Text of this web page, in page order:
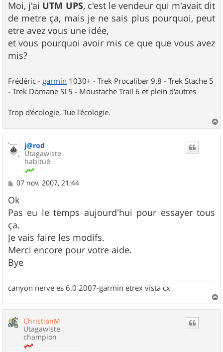
Moi, j'ai UTM UPS, c'est le vendeur qui m'avait dit
de metre ça, mais je ne sais plus pourquoi, peut
etre avez vous une idée,
et vous pourquoi avoir mis ce que que vous avez
mis?
Frédéric - garmin 1030+ - Trek Procaliber 9.8 - Trek Stache 5
- Trek Domane SL5 - Moustache Trail 6 et plein d'autres
Trop d'écologie, Tue l'écologie.
a
j@rod
Utagawiste
habitué
M
s
s
a
g
e
07 nov. 2007, 21:44
Ok
Pas eu le temps aujourd'hui pour essayer tous
ça.
Je vais faire les modifs.
Merci encore pour votre aide.
Bye
canyon nerve es 6.0 2007-garmin etrex vista cx
a
ChristianM
Utagawiste
champion